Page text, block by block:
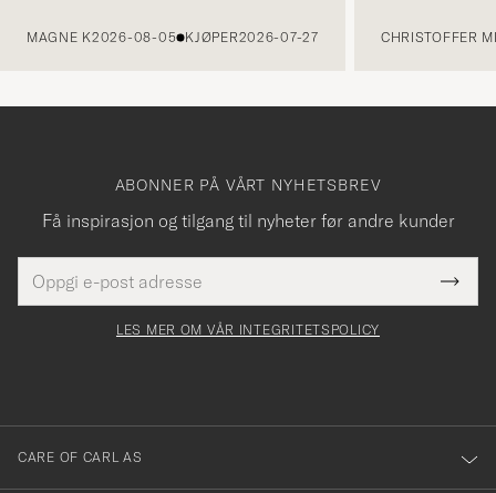
MAGNE K2026-08-05 KJØPER2026-07-27 CHRISTOFFER
ABONNER PÅ VÅRT NYHETSBREV
Få inspirasjon og tilgang til nyheter før andre kunder
postadresse
felt
Tack
för
dig
till
LES MER OM VÅR INTEGRITETSPOLICY
CARE OF CARL AS